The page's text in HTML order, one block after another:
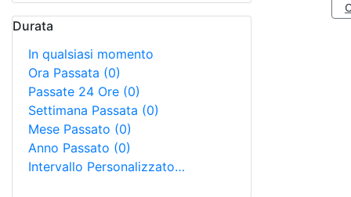
Durata
In qualsiasi momento
Ora Passata (0)
Passate 24 Ore (0)
Settimana Passata (0)
Mese Passato (0)
Anno Passato (0)
Intervallo Personalizzato…